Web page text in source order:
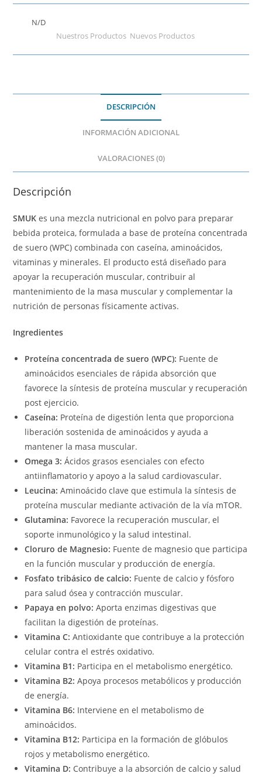
N/D
Nuestros Productos Nuevos Productos
DESCRIPCIÓN
INFORMACIÓN ADICIONAL
VALORACIONES (0)
Descripción
SMUK es una mezcla nutricional en polvo para preparar
bebida proteica, formulada a base de proteína concentrada
de suero (WPC) combinada con caseína, aminoácidos,
vitaminas y minerales. El producto está diseñado para
apoyar la recuperación muscular, contribuir al
mantenimiento de la masa muscular y complementar la
nutrición de personas físicamente activas.
Ingredientes
Proteína concentrada de suero (WPC): Fuente de
aminoácidos esenciales de rápida absorción que
favorece la síntesis de proteína muscular y recuperación
post ejercicio.
Caseína: Proteína de digestión lenta que proporciona
liberación sostenida de aminoácidos y ayuda a
mantener la masa muscular.
Omega 3: Ácidos grasos esenciales con efecto
antiinflamatorio y apoyo a la salud cardiovascular.
Leucina: Aminoácido clave que estimula la síntesis de
proteína muscular mediante activación de la vía mTOR.
Glutamina: Favorece la recuperación muscular, el
soporte inmunológico y la salud intestinal.
Cloruro de Magnesio: Fuente de magnesio que participa
en la función muscular y producción de energía.
Fosfato tribásico de calcio: Fuente de calcio y fósforo
para salud ósea y contracción muscular.
Papaya en polvo: Aporta enzimas digestivas que
facilitan la digestión de proteínas.
Vitamina C: Antioxidante que contribuye a la protección
celular contra el estrés oxidativo.
Vitamina B1: Participa en el metabolismo energético.
Vitamina B2: Apoya procesos metabólicos y producción
de energía.
Vitamina B6: Interviene en el metabolismo de
aminoácidos.
Vitamina B12: Participa en la formación de glóbulos
rojos y metabolismo energético.
Vitamina D: Contribuye a la absorción de calcio y salud